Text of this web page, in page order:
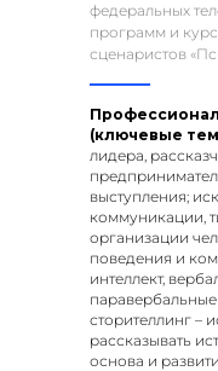
федеральных
программ и
сценаристов
(ключевые
лидера,
выступления;
коммуникации,
организации
поведения и
интеллект,
сторителлинг –
рассказывать
основа и